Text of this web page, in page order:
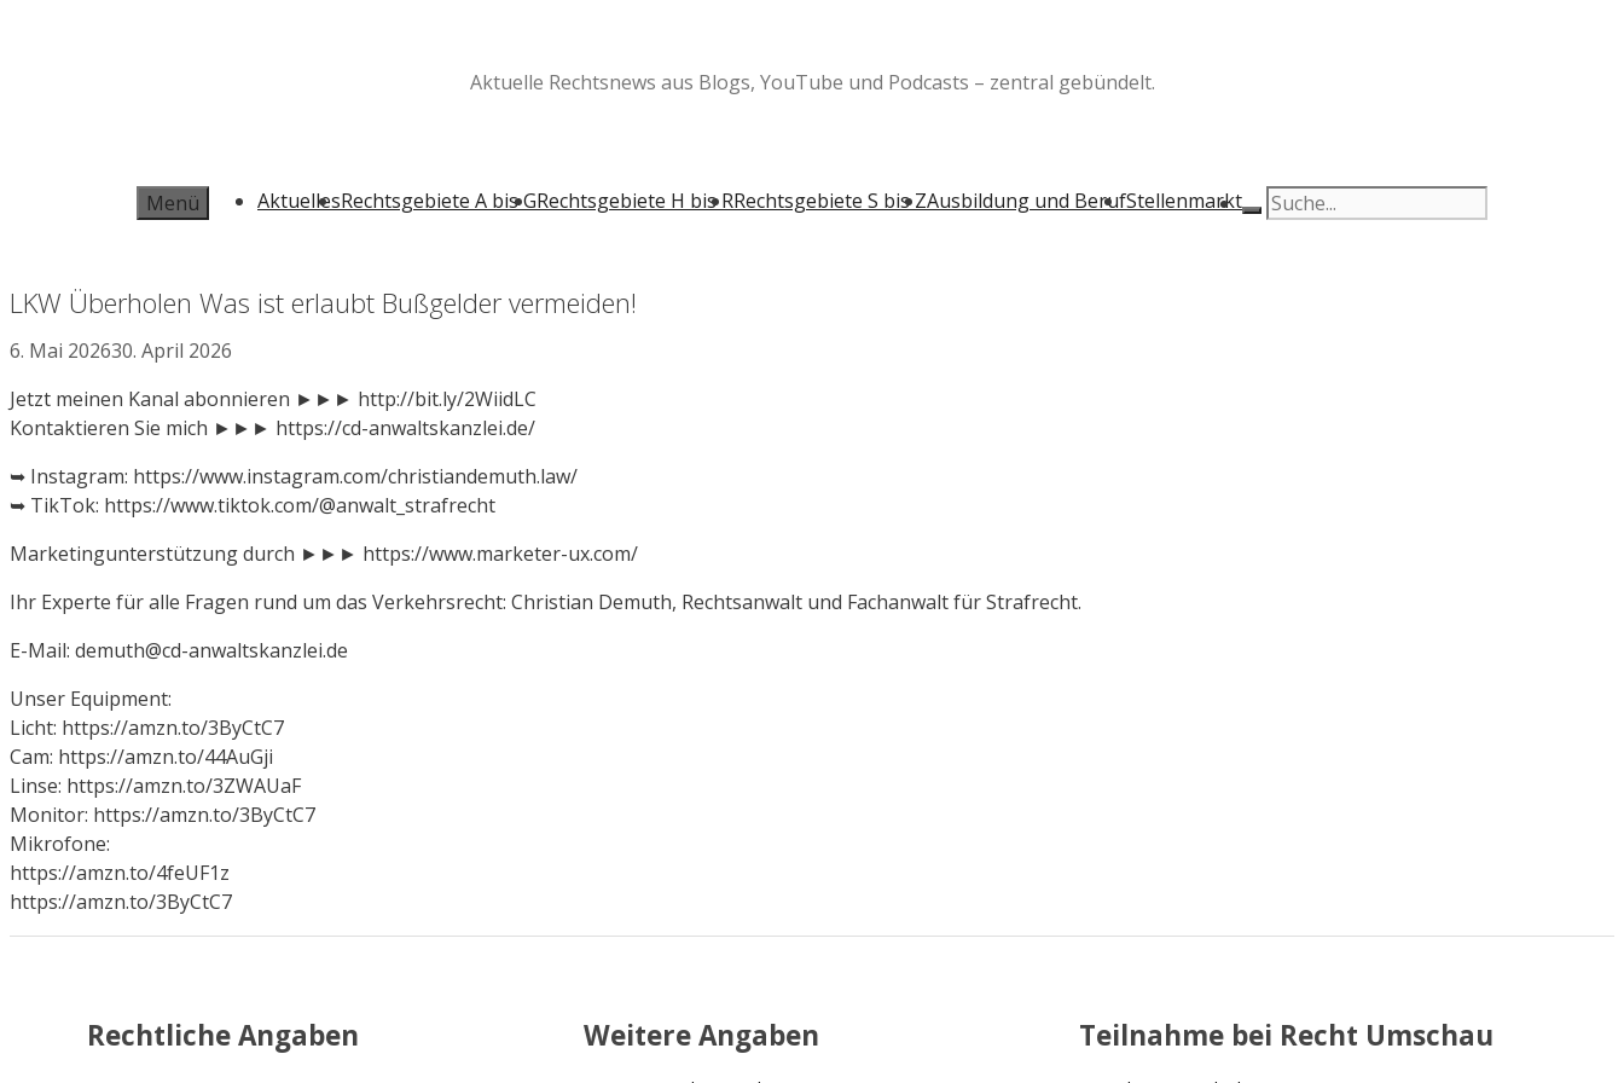
Aktuelle Rechtsnews aus Blogs, YouTube und Podcasts – zentral gebündelt.
Menü AktuellesRechtsgebiete A bis GRechtsgebiete H bis RRechtsgebiete S bis ZAusbildung und BerufStellenmarkt
LKW Überholen Was ist erlaubt Bußgelder vermeiden!
6. Mai 202630. April 2026
Jetzt meinen Kanal abonnieren ►►► http://bit.ly/2WiidLC
Kontaktieren Sie mich ►►► https://cd-anwaltskanzlei.de/
➥ Instagram: https://www.instagram.com/christiandemuth.law/
➥ TikTok: https://www.tiktok.com/@anwalt_strafrecht
Marketingunterstützung durch ►►► https://www.marketer-ux.com/
Ihr Experte für alle Fragen rund um das Verkehrsrecht: Christian Demuth, Rechtsanwalt und Fachanwalt für Strafrecht.
E-Mail: demuth@cd-anwaltskanzlei.de
Unser Equipment:
Licht: https://amzn.to/3ByCtC7
Cam: https://amzn.to/44AuGji
Linse: https://amzn.to/3ZWAUaF
Monitor: https://amzn.to/3ByCtC7
Mikrofone:
https://amzn.to/4feUF1z
https://amzn.to/3ByCtC7
Rechtliche Angaben Weitere Angaben Teilnahme bei Recht Umschau